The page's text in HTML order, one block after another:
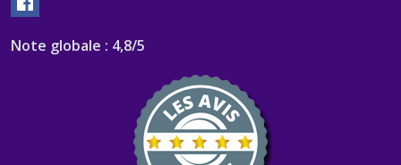
Note globale : 4,8/5